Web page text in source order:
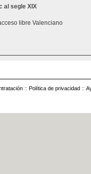
al segle XIX
libre Valenciano
:: Política de privacidad ::